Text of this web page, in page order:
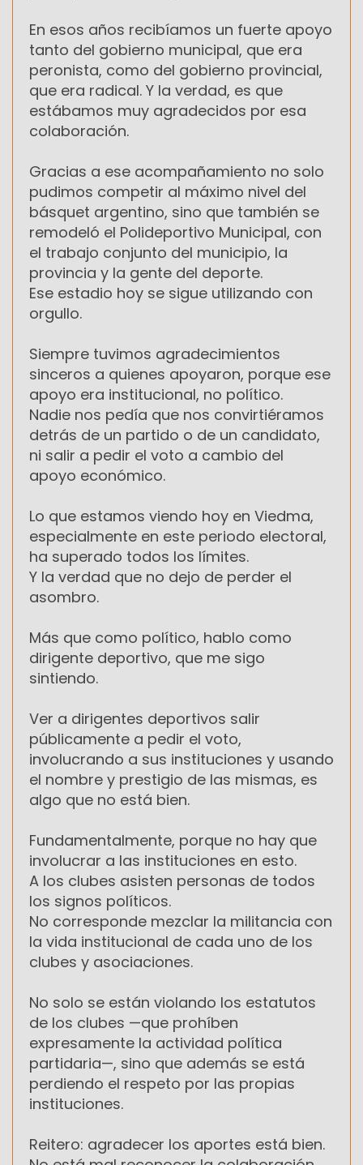
En esos años recibíamos un fuerte apoyo
tanto del gobierno municipal, que era
peronista, como del gobierno provincial,
que era radical. Y la verdad, es que
estábamos muy agradecidos por esa
colaboración.
Gracias a ese acompañamiento no solo
pudimos competir al máximo nivel del
básquet argentino, sino que también se
remodeló el Polideportivo Municipal, con
el trabajo conjunto del municipio, la
provincia y la gente del deporte.
Ese estadio hoy se sigue utilizando con
orgullo.
Siempre tuvimos agradecimientos
sinceros a quienes apoyaron, porque ese
apoyo era institucional, no político.
Nadie nos pedía que nos convirtiéramos
detrás de un partido o de un candidato,
ni salir a pedir el voto a cambio del
apoyo económico.
Lo que estamos viendo hoy en Viedma,
especialmente en este periodo electoral,
ha superado todos los límites.
Y la verdad que no dejo de perder el
asombro.
Más que como político, hablo como
dirigente deportivo, que me sigo
sintiendo.
Ver a dirigentes deportivos salir
públicamente a pedir el voto,
involucrando a sus instituciones y usando
el nombre y prestigio de las mismas, es
algo que no está bien.
Fundamentalmente, porque no hay que
involucrar a las instituciones en esto.
A los clubes asisten personas de todos
los signos políticos.
No corresponde mezclar la militancia con
la vida institucional de cada uno de los
clubes y asociaciones.
No solo se están violando los estatutos
de los clubes —que prohíben
expresamente la actividad política
partidaria—, sino que además se está
perdiendo el respeto por las propias
instituciones.
Reitero: agradecer los aportes está bien.